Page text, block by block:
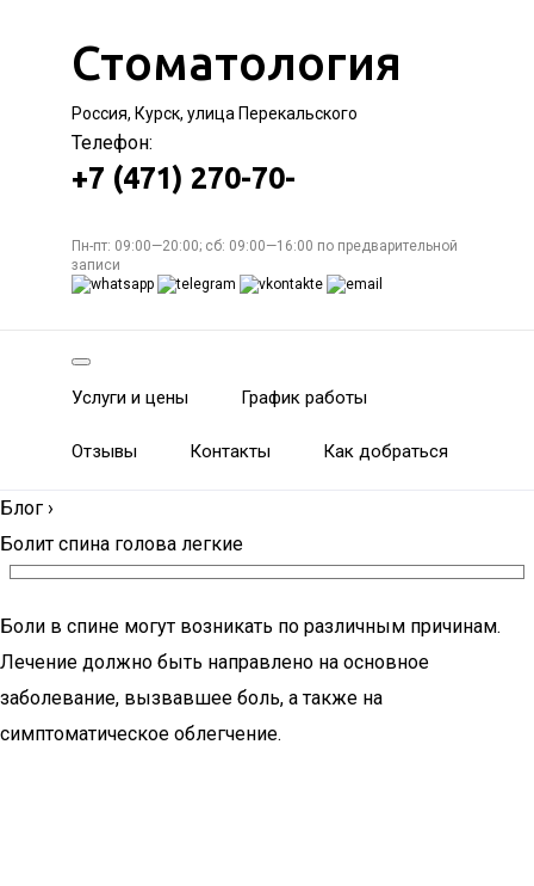
Стоматология
Россия, Курск, улица Перекальского
Телефон:
+7 (471) 270-70-
Пн-пт: 09:00—20:00; сб: 09:00—16:00 по предварительной
записи
Услуги и цены График работы
Отзывы Контакты Как добраться
Блог ›
Болит спина голова легкие
Боли в спине могут возникать по различным причинам.
Лечение должно быть направлено на основное
заболевание, вызвавшее боль, а также на
симптоматическое облегчение.